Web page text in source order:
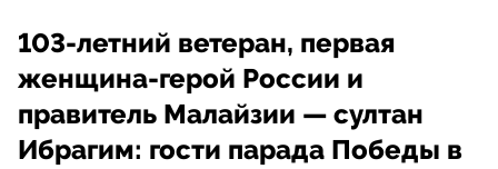
103-летний ветеран, первая
женщина-герой России и
правитель Малайзии — султан
Ибрагим: гости парада Победы в